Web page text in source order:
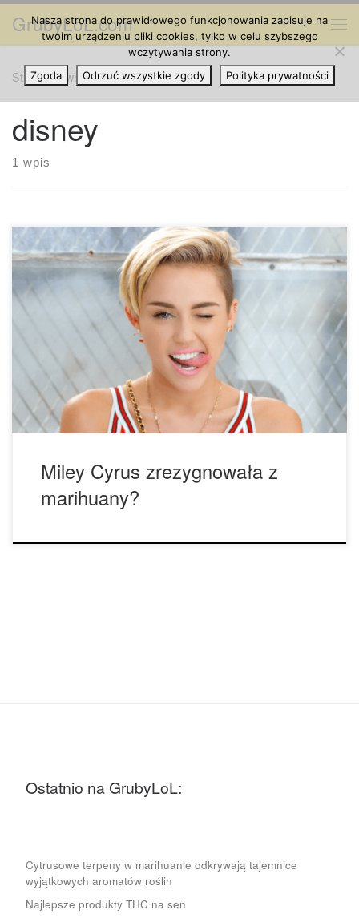
Przejdź do treści
GrubyLoL.com
Strona główna » disney
disney
1 wpis
Czy Miley Cyrus na zawsze zrezygnowała z marihuany? Los
Angeles – Miley Cyrus mówi, że zrezygnowała z marihuany i
jest „kompletnie czysta”. Cyrus powiedziała reporterom z
magazynu „Bilboard” w wywiadzie opublikowanym w środę
w internecie, że nie paliła marihuany przez ostatnie trzy
tygodnie – i jest to najdłuższy okres, jaki […]
Miley Cyrus zrezygnowała z
marihuany?
Ostatnio na GrubyLoL:
Cytrusowe terpeny w marihuanie odkrywają tajemnice
wyjątkowych aromatów roślin
Najlepsze produkty THC na sen
Nasza strona do prawidłowego funkcjonowania zapisuje na
twoim urządzeniu pliki cookies, tylko w celu szybszego
wczytywania strony.
Zgoda
Odrzuć wszystkie zgody Polityka prywatności